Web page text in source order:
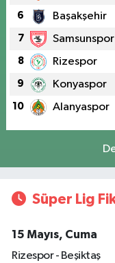
6 Başakşehir
7 Samsunspor
8 Rizespor
9 Konyaspor
10 Alanyaspor
Süper Lig
15 Mayıs, Cuma
Rizespor - Beşiktaş